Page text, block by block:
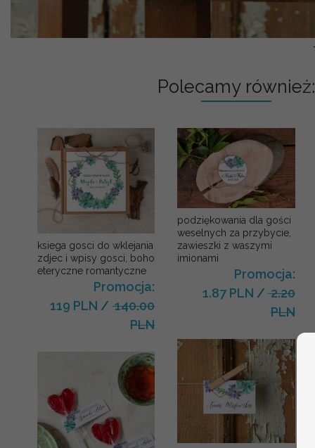
Polecamy również:
ksiega gosci do wklejania
zdjec i wpisy gosci, boho
eteryczne romantyczne
Promocja:
119 PLN /140.00
PLN
podziękowania dla gości
weselnych za przybycie,
zawieszki z waszymi
imionami
Promocja:
1.87 PLN /2.20
PLN